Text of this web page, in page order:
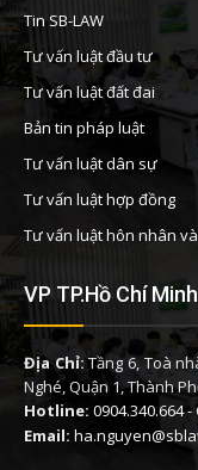
Tin SB-LAW
Tư vấn luật đầu tư
Tư vấn luật đất đai
Bản tin pháp luật
Tư vấn luật dân sự
Tư vấn luật hợp đồng
Tư vấn luật hôn nhân
VP TP.Hồ Chí Minh
Địa Chỉ:Tầng 6, Toà
Nghé, Quận 1, Thành
Hotline: 0904.340.664-
Email: